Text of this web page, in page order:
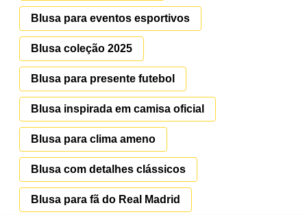
Blusa para eventos esportivos
Blusa coleção 2025
Blusa para presente futebol
Blusa inspirada em camisa oficial
Blusa para clima ameno
Blusa com detalhes clássicos
Blusa para fã do Real Madrid